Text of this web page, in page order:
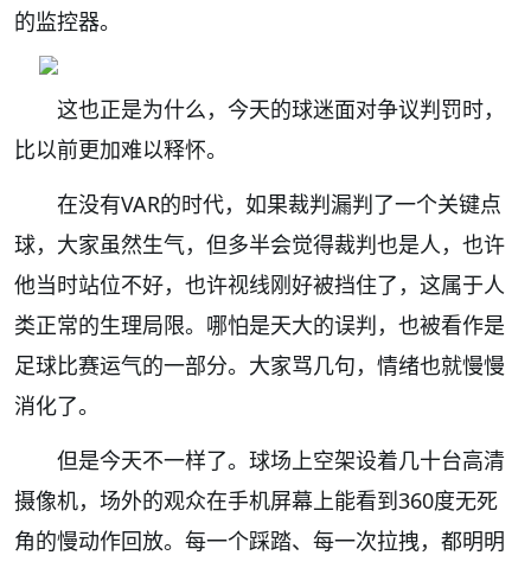
的监控器。
这也正是为什么，今天的球迷面对争议判罚时，
比以前更加难以释怀。
在没有VAR的时代，如果裁判漏判了一个关键点
球，大家虽然生气，但多半会觉得裁判也是人，也许
他当时站位不好，也许视线刚好被挡住了，这属于人
类正常的生理局限。哪怕是天大的误判，也被看作是
足球比赛运气的一部分。大家骂几句，情绪也就慢慢
消化了。
但是今天不一样了。球场上空架设着几十台高清
摄像机，场外的观众在手机屏幕上能看到360度无死
角的慢动作回放。每一个踩踏、每一次拉拽，都明明